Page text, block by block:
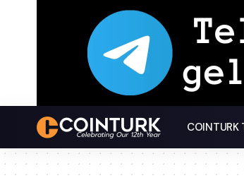
COINTURK